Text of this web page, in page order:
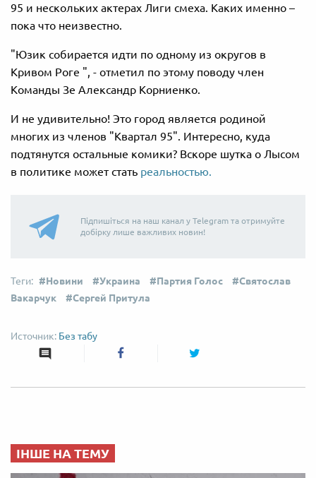
95 и нескольких актерах Лиги смеха. Каких именно –
пока что неизвестно.
"Юзик собирается идти по одному из округов в
Кривом Роге ", - отметил по этому поводу член
Команды Зе Александр Корниенко.
И не удивительно! Это город является родиной
многих из членов "Квартал 95". Интересно, куда
подтянутся остальные комики? Вскоре шутка о Лысом
в политике может стать реальностью.
Підпишіться на наш канал у Telegram та отримуйте
добірку лише важливих новин!
Новини Украина Партия Голос
Святослав
Вакарчук
Сергей Притула
Без табу
ІНШЕ НА ТЕМУ